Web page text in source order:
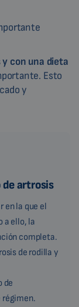
con una dieta
Esto
y
de artrosis
en la que el
a ello, la
completa.
de rodilla y
de
régimen.